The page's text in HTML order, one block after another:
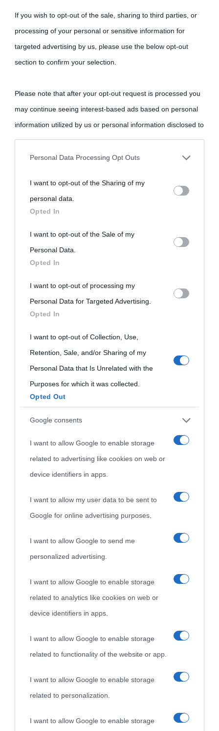
If you wish to opt-out of the sale, sharing to third parties, or
processing of your personal or sensitive information for
targeted advertising by us, please use the below opt-out
section to confirm your selection.
Please note that after your opt-out request is processed you
may continue seeing interest-based ads based on personal
information utilized by us or personal information disclosed to
third parties prior to your opt-out.
personal information by third parties on the IAB’s list of
downstream participants.
This information may also be disclosed by us to third parties
on the IAB’s List of Downstream Participants that may further
disclose it to other third parties.
Please note that this website/app uses one or more Google
services and may gather and store information including but
not limited to your visit or usage behaviour. You may click to
grant or deny consent to Google and its third-party tags to
use your data for below specified purposes in below Google
consent section.
Personal Data Processing Opt Outs
I want to opt-out of the Sharing of my
personal data.
Opted In
I want to opt-out of the Sale of my
Personal Data.
Opted In
I want to opt-out of processing my
Personal Data for Targeted Advertising.
Opted In
I want to opt-out of Collection, Use,
Retention, Sale, and/or Sharing of my
Personal Data that Is Unrelated with the
Purposes for which it was collected.
Opted Out
Google consents
I want to allow Google to enable storage
related to advertising like cookies on web or
device identifiers in apps.
I want to allow my user data to be sent to
Google for online advertising purposes.
I want to allow Google to send me
personalized advertising.
I want to allow Google to enable storage
related to analytics like cookies on web or
device identifiers in apps.
I want to allow Google to enable storage
related to functionality of the website or app.
I want to allow Google to enable storage
related to personalization.
I want to allow Google to enable storage
Cultura
Cultura è un blog del sito Biografieonline © 2012-2025 •
come Affiliato Amazon il sito ricava commissioni sugli acquisti
nell'avversa.» (Aristotele -Frasi sulla cultura)
Biografie di
Biografie più
visitate
Ricorrenze
Onomastico
Film biografici
Mappa del sito
Privacy policy
Pubblicità